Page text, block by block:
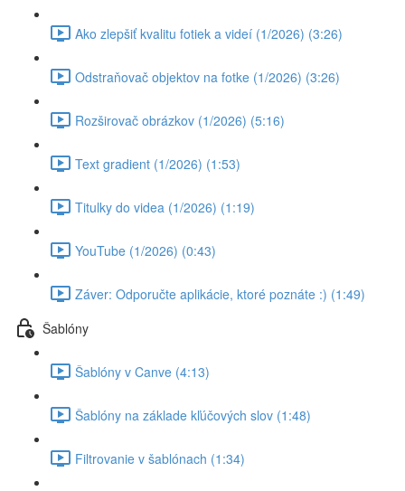
Ako zlepšiť kvalitu fotiek a videí (1/2026) (3:26)
Odstraňovač objektov na fotke (1/2026) (3:26)
Rozširovač obrázkov (1/2026) (5:16)
Text gradient (1/2026) (1:53)
Titulky do videa (1/2026) (1:19)
YouTube (1/2026) (0:43)
Záver: Odporučte aplikácie, ktoré poznáte :) (1:49)
Šablóny
Šablóny v Canve (4:13)
Šablóny na základe kľúčových slov (1:48)
Filtrovanie v šablónach (1:34)